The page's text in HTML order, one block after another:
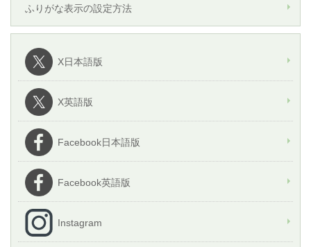
ふりがな表示の設定方法
X日本語版
X英語版
Facebook日本語版
Facebook英語版
Instagram